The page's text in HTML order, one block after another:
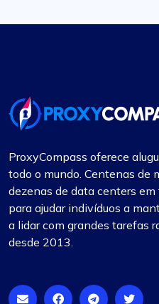
ProxyCompass oferece
todo o mundo. Centenas de
dezenas de data centers
para ajudar indivíduos a
a lidar com grandes tarefas
desde 2013.